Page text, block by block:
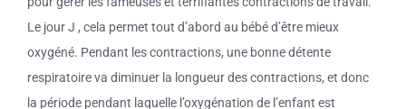
Le jour J , cela permet tout d’abord au bébé d’être mieux
oxygéné. Pendant les contractions, une bonne détente
respiratoire va diminuer la longueur des contractions, et donc
la période pendant laquelle l’oxygénation de l’enfant est